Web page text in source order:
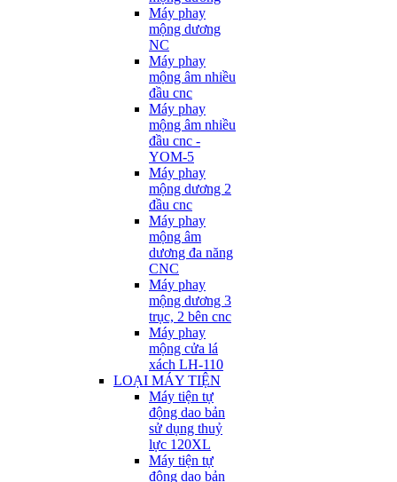
Máy phay
mộng dương
NC
Máy phay
mộng âm nhiều
đầu cnc
Máy phay
mộng âm nhiều
đầu cnc -
YOM-5
Máy phay
mộng dương 2
đầu cnc
Máy phay
mộng âm
dương đa năng
CNC
Máy phay
mộng dương 3
trục, 2 bên cnc
Máy phay
mộng cửa lá
xách LH-110
LOẠI MÁY TIỆN
Máy tiện tự
động dao bản
sử dụng thuỷ
lực 120XL
Máy tiện tự
động dao bản